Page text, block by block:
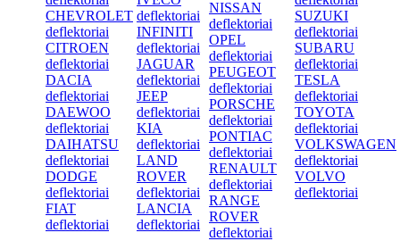
CHEVROLET
deflektoriai
CITROEN
deflektoriai
DACIA
deflektoriai
DAEWOO
deflektoriai
DAIHATSU
deflektoriai
DODGE
deflektoriai
FIAT
deflektoriai
deflektoriai
INFINITI
deflektoriai
JAGUAR
deflektoriai
JEEP
deflektoriai
KIA
deflektoriai
LAND
ROVER
deflektoriai
LANCIA
deflektoriai
NISSAN
deflektoriai
OPEL
deflektoriai
PEUGEOT
deflektoriai
PORSCHE
deflektoriai
PONTIAC
deflektoriai
RENAULT
deflektoriai
RANGE
ROVER
deflektoriai
SUZUKI
deflektoriai
SUBARU
deflektoriai
TESLA
deflektoriai
TOYOTA
deflektoriai
VOLKSWAGEN
deflektoriai
VOLVO
deflektoriai